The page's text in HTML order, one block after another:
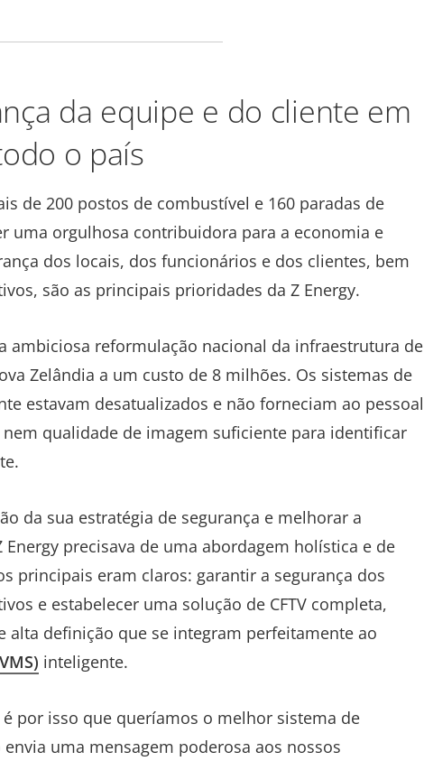
da equipe e do cliente em
o país
de 200 postos de combustível e 160 paradas de
uma orgulhosa contribuidora para a economia e
dos locais, dos funcionários e dos clientes, bem
são as principais prioridades da Z Energy.
ambiciosa reformulação nacional da infraestrutura de
Zelândia a um custo de 8 milhões. Os sistemas de
estavam desatualizados e não forneciam ao pessoal
qualidade de imagem suficiente para identificar
da sua estratégia de segurança e melhorar a
precisava de uma abordagem holística e de
principais eram claros: garantir a segurança dos
e estabelecer uma solução de CFTV completa,
alta definição que se integram perfeitamente ao
inteligente.
por isso que queríamos o melhor sistema de
uma mensagem poderosa aos nossos